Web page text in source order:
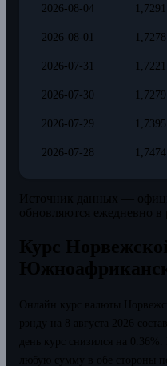
2026-08-04 1,7291
2026-08-01 1,7278
2026-07-31 1,7221
2026-07-30 1,7279
2026-07-29 1,7395
2026-07-28 1,7474